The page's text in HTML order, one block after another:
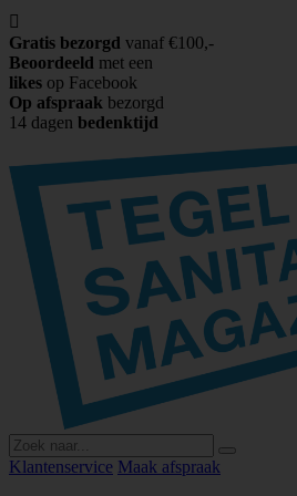

Gratis bezorgd vanaf €100,-
Beoordeeld met een
likes op Facebook
Op afspraak bezorgd
14 dagen bedenktijd
Klantenservice Maak afspraak